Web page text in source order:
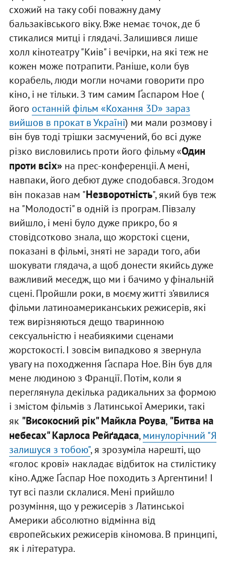
схожий на таку собі поважну даму
бальзаківського віку. Вже немає точок, де б
стикалися митці і глядачі. Залишився лише
холл кінотеатру "Киів" і вечірки, на які теж не
кожен може потрапити. Раніше, коли був
корабель, люди могли ночами говорити про
кіно, і не тільки. З тим самим Ґаспаром Ное (
його останній фільм «Кохання 3D» зараз
вийшов в прокат в Україні) ми мали розмову і
він був тоді трішки засмучений, бо всі дуже
різко висловились проти його фільму «Один
проти всіх»на прес-конференціі. А мені,
навпаки, його дебют дуже сподобався. Згодом
він показав нам "Незворотність", який був теж
на "Молодості" в одній із програм. Півзалу
вийшло, і мені було дуже прикро, бо я
стовідсотково знала, що жорстокі сцени,
показані в фільмі, зняті не заради того, аби
шокувати глядача, а щоб донести якийсь дуже
важливий меседж, що ми і бачимо у фінальній
сцені. Пройшли роки, в моєму житті з’явилися
фільми латиноамериканських режисерів, які
теж вирізняються дещо тваринною
сексуальністю і неабиякими сценами
жорстокості. І зовсім випадково я звернула
увагу на походження Ґаспара Ное. Він був для
мене людиною з Франції. Потім, коли я
переглянула декілька радикальних за формою
і змістом фільмів з Латинської Америки, такі
як "Високосний рік" Майкла Роува,"Битва на
небесах" Карлоса Рейґадаса,минулорічний "Я
залишуся з тобою", я зрозуміла нарешті, що
«голос крові» накладає відбиток на стилістику
кіно. Адже Ґаспар Ное походить з Аргентини! І
тут всі пазли склалися. Мені прийшло
розуміння, що у режисерів з Латинськоі
Америки абсолютно відмінна від
європейських режисерів кіномова. В принципі,
як і література.